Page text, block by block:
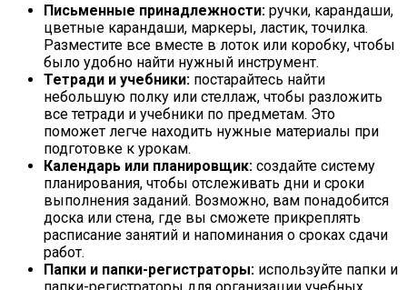
Письменные принадлежности: ручки, карандаши,
цветные карандаши, маркеры, ластик, точилка.
Разместите все вместе в лоток или коробку, чтобы
было удобно найти нужный инструмент.
Тетради и учебники: постарайтесь найти
небольшую полку или стеллаж, чтобы разложить
все тетради и учебники по предметам. Это
поможет легче находить нужные материалы при
подготовке к урокам.
Календарь или планировщик: создайте систему
планирования, чтобы отслеживать дни и сроки
выполнения заданий. Возможно, вам понадобится
доска или стена, где вы сможете прикреплять
расписание занятий и напоминания о сроках сдачи
работ.
Папки и папки-регистраторы: используйте папки и